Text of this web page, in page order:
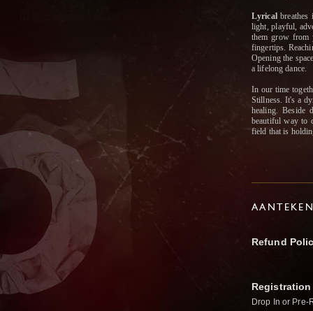
Lyricalbreathes
light, playful,
them grow from
fingertips.
Opening the
a lifelong dance.
In our time
Stillness. It's a
healing. Beside
beautiful way to
field that is
Refund
Drop In or Pre-